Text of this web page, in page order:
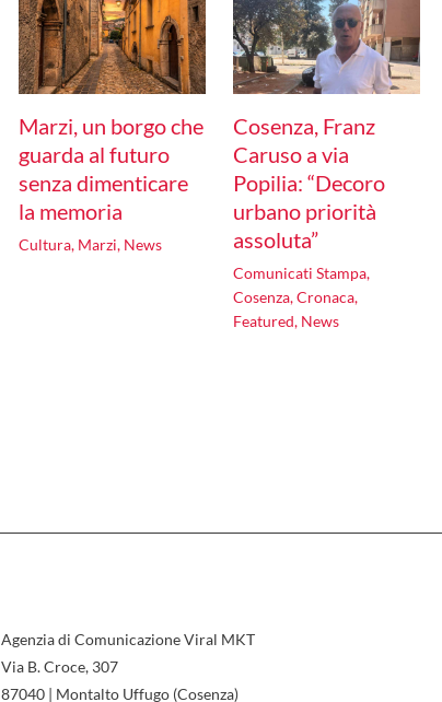
Marzi, un borgo che
guarda al futuro
senza dimenticare
la memoria
Cultura, Marzi, News
Cosenza, Franz
Caruso a via
Popilia: “Decoro
urbano priorità
assoluta”
Comunicati Stampa,
Cosenza,Cronaca,
Featured, News
Agenzia di Comunicazione Viral MKT
Via B. Croce, 307
87040 | Montalto Uffugo (Cosenza)